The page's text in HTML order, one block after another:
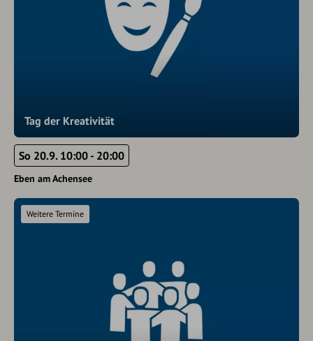
Tag der Kreativität
So 20.9. 10:00 - 20:00
Eben am Achensee
Weitere Termine